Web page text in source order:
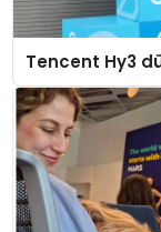
Tencent Hy3